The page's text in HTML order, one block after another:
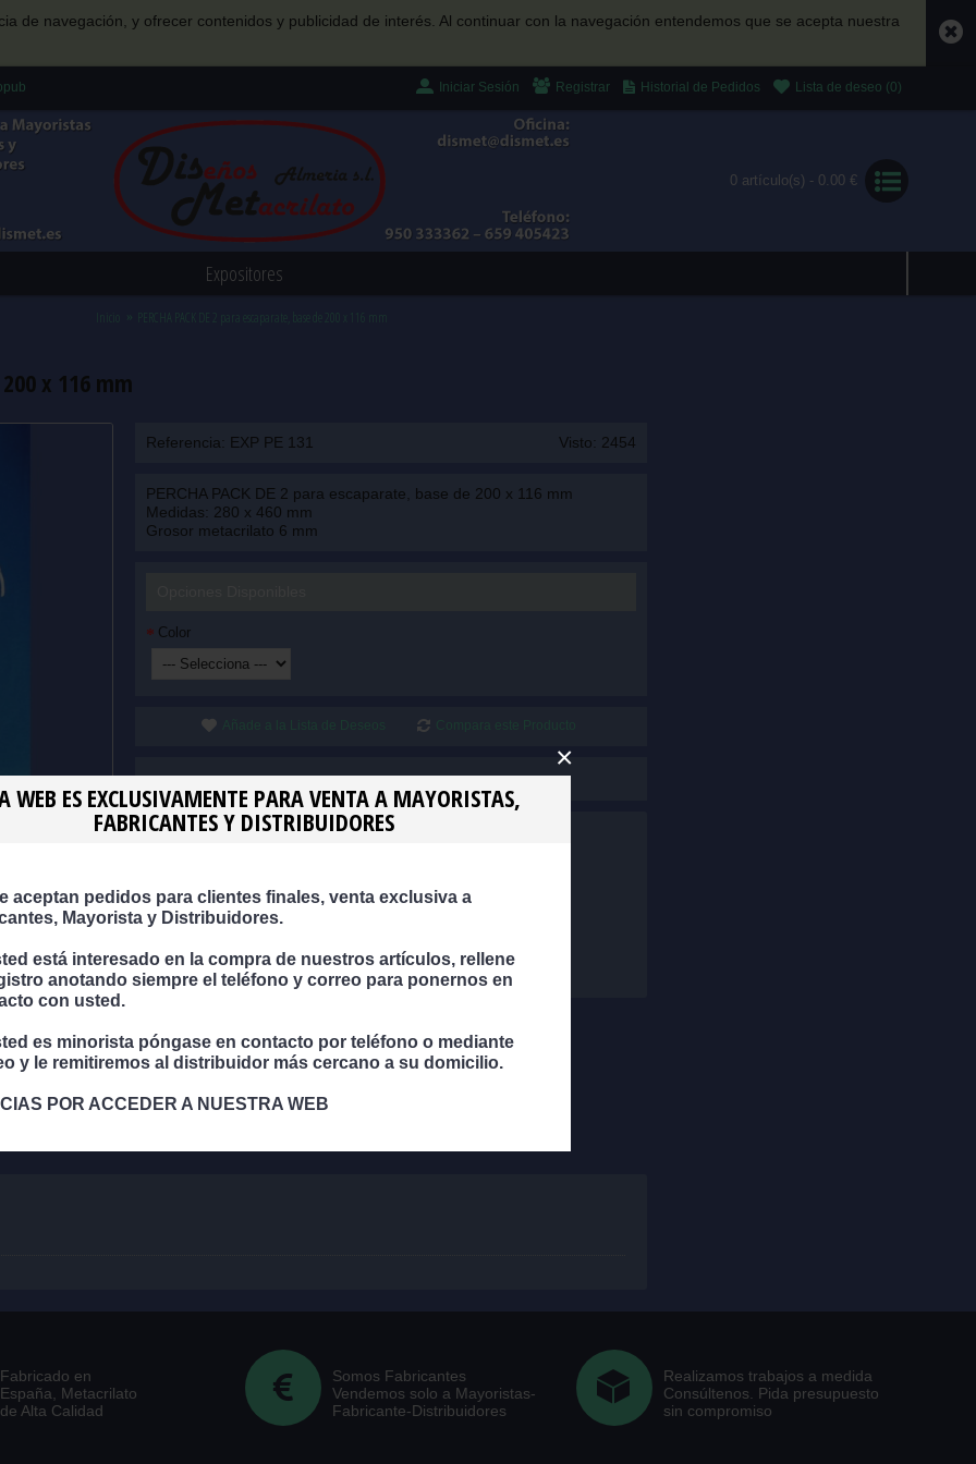
WEB ES EXCLUSIVAMENTE PARA VENTA A MAYORISTAS,
FABRICANTES Y DISTRIBUIDORES
aceptan pedidos para clientes finales, venta exclusiva a
Mayorista y Distribuidores.
está interesado en la compra de nuestros artículos, rellene
anotando siempre el teléfono y correo para ponernos en
con usted.
es minorista póngase en contacto por teléfono o mediante
y le remitiremos al distribuidor más cercano a su domicilio.
POR ACCEDER A NUESTRA WEB
×
de navegación, y ofrecer contenidos y publicidad de interés. Al continuar con la navegación entendemos que se acepta nuestra
Iniciar Sesión Registrar Historial de Pedidos Lista de deseo (0)
0 artículo(s) - 0.00 €
Expositores
Inicio PERCHA PACK DE 2 para escaparate, base de 200 x 116 mm
x 116 mm
Visto: 2454
Referencia: EXP PE 131
PERCHA PACK DE 2 para escaparate, base de 200 x 116 mm
Medidas: 280 x 460 mm
Grosor metacrilato 6 mm
Color
Añade a la Lista de Deseos Compara este Producto
Venta a Mayoristas – Fabricantes - Distribuidores
Transparente TRA ...
Hielo HIL ...
Blanco Brillo BLB ...
Blanco Mate BLM ...
Negro Mate NEM ...
Fabricado en
España, Metacrilato
de Alta Calidad
Somos Fabricantes
Vendemos solo a Mayoristas-
Fabricante-Distribuidores
Realizamos trabajos a medida
Consúltenos. Pida presupuesto
sin compromiso